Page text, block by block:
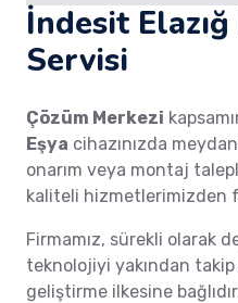
İndesit Elazığ
Servisi
Çözüm Merkezi
Eşya cihazınızda
onarım veya montaj
kaliteli hizmetlerimizden
Firmamız, sürekli olarak
teknolojiyi yakından
geliştirme ilkesine